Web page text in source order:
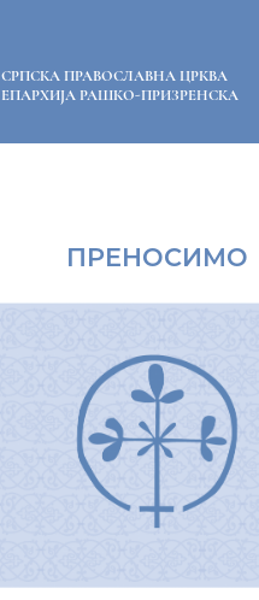
СРПСКА ПРАВОСЛАВНА ЦРКВА
ЕПАРХИЈА РАШКО-ПРИЗРЕНСКА
ПРЕНОСИМО